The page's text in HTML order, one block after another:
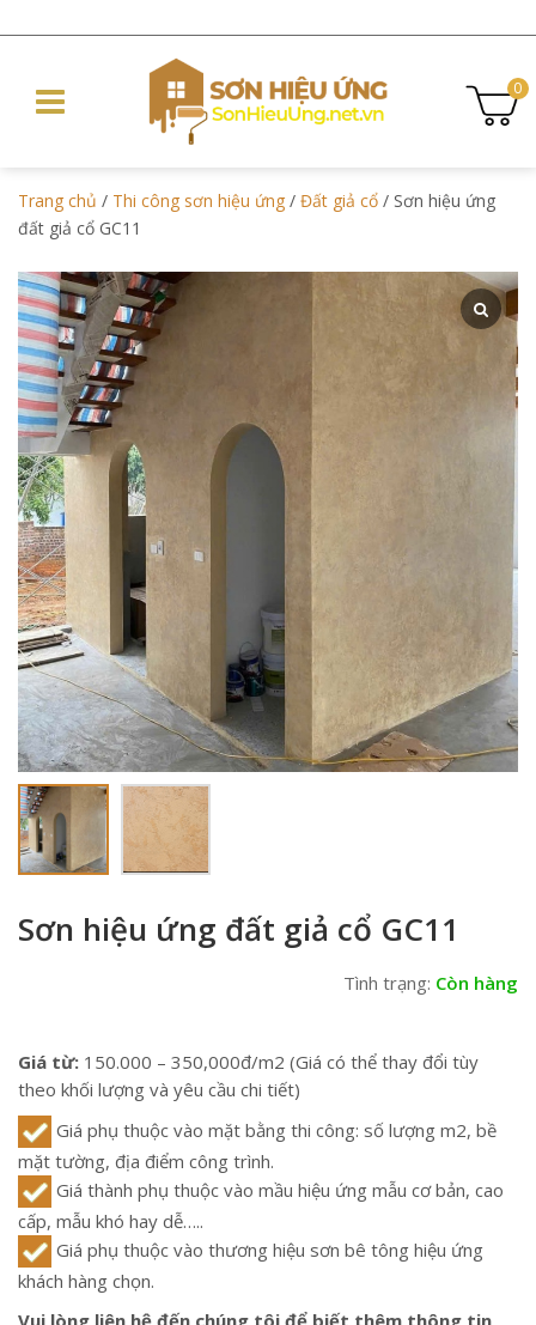
0
Trang chủ / Thi công sơn hiệu ứng / Đất giả cổ / Sơn hiệu ứng
đất giả cổ GC11
Sơn hiệu ứng đất giả cổ GC11
Tình trạng: Còn hàng
Giá từ: 150.000 – 350,000đ/m2 (Giá có thể thay đổi tùy
theo khối lượng và yêu cầu chi tiết)
Giá phụ thuộc vào mặt bằng thi công: số lượng m2, bề
mặt tường, địa điểm công trình.
Giá thành phụ thuộc vào mầu hiệu ứng mẫu cơ bản, cao
cấp, mẫu khó hay dễ…..
Giá phụ thuộc vào thương hiệu sơn bê tông hiệu ứng
khách hàng chọn.
Vui lòng liên hệ đến chúng tôi để biết thêm thông tin